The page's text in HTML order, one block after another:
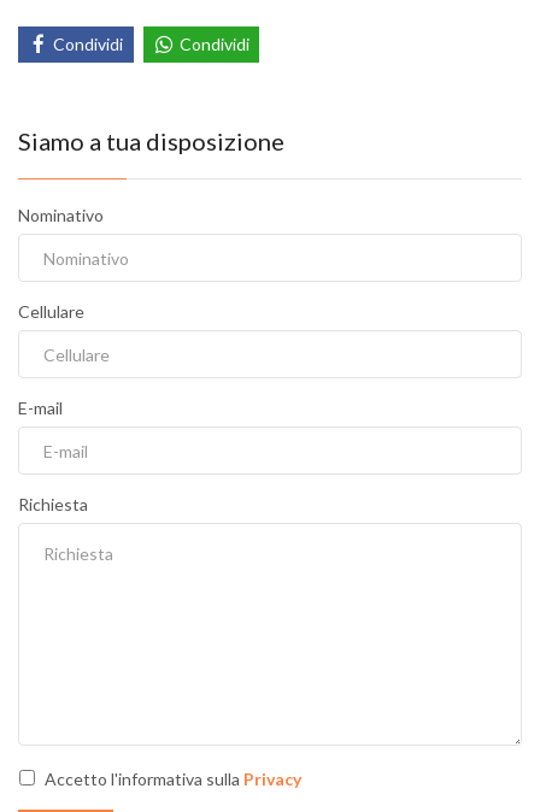
Condividi Condividi
Siamo a tua disposizione
Nominativo
Cellulare
E-mail
Richiesta
Accetto l'informativa sulla Privacy